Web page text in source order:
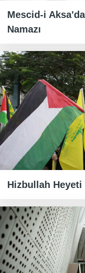
Mescid-i
Namazı
Hizbullah Heyeti